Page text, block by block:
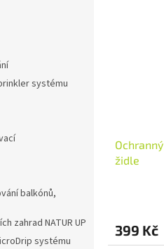
systému
balkónů,
zahrad NATUR UP
systému
židle
399 Kč